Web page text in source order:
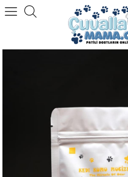
Kedi Kumu Doğal Kedi